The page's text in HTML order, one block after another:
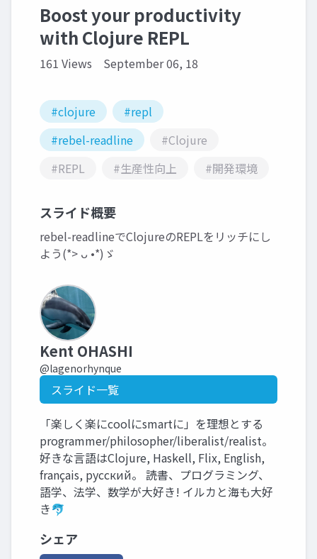
Boost your productivity
with Clojure REPL
161 Views September 06, 18
#clojure
#repl
#rebel-readline
#Clojure
#REPL
#生産性向上 #開発環境
スライド概要
rebel-readlineでClojureのREPLをリッチにし
よう(*> ᴗ •*)ゞ
Kent OHASHI
@lagenorhynque
スライド一覧
「楽しく楽にcoolにsmartに」を理想とする
programmer/philosopher/liberalist/realist。
好きな言語はClojure, Haskell, Flix, English,
français, русский。 読書、プログラミング、
語学、法学、数学が大好き! イルカと海も大好
き🐬
シェア